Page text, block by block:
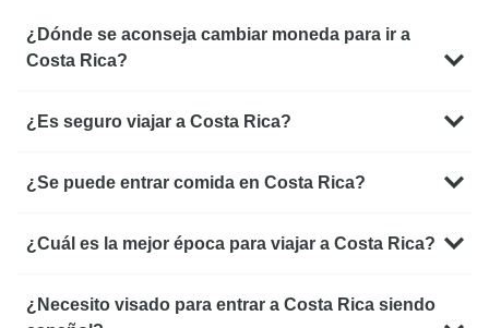
¿Dónde se aconseja cambiar moneda para ir a
Costa Rica?
¿Es seguro viajar a Costa Rica?
¿Se puede entrar comida en Costa Rica?
¿Cuál es la mejor época para viajar a Costa Rica?
¿Necesito visado para entrar a Costa Rica siendo